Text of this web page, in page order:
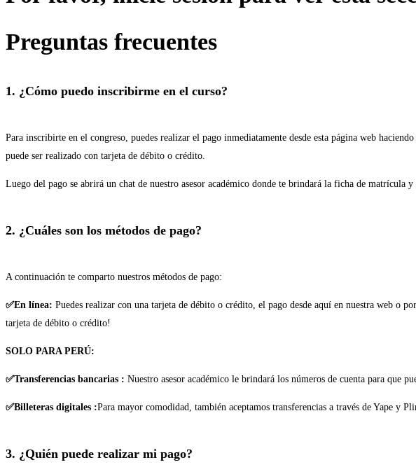
Preguntas frecuentes
1. ¿Cómo puedo inscribirme en el curso?
Para inscribirte en el congreso, puedes realizar el pago inmediatamente desde esta página web
puede ser realizado con tarjeta de débito o crédito.
Luego del pago se abrirá un chat de nuestro asesor académico donde te brindará la ficha de matrícula y
2. ¿Cuáles son los métodos de pago?
A continuación te comparto nuestros métodos de pago:
✅En línea: Puedes realizar con una tarjeta de débito o crédito, el pago desde aquí en nuestra web o
tarjeta de débito o crédito!
SOLO PARA PERÚ:
✅Transferencias bancarias : Nuestro asesor académico le brindará los números de cuenta para que
✅Billeteras digitales :Para mayor comodidad, también aceptamos transferencias a través de Yape y
3. ¿Quién puede realizar mi pago?